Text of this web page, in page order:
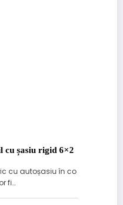
cu șasiu rigid 6×2
cu autoșasiu în co
fi…